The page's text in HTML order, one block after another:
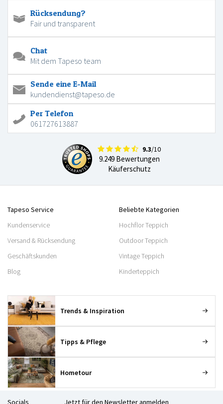
Rücksendung?
Fair und transparent
Chat
Mit dem Tapeso team
Sende eine E-Mail
kundendienst@tapeso.de
Per Telefon
061727613887
9.3/10
9.249 Bewertungen
Käuferschutz
Tapeso Service
Kundenservice
Versand & Rücksendung
Geschäftskunden
Blog
Beliebte Kategorien
Hochflor Teppich
Outdoor Teppich
Vintage Teppich
Kinderteppich
Trends & Inspiration
Tipps & Pflege
Hometour
Socials Jetzt für den Newsletter anmelden